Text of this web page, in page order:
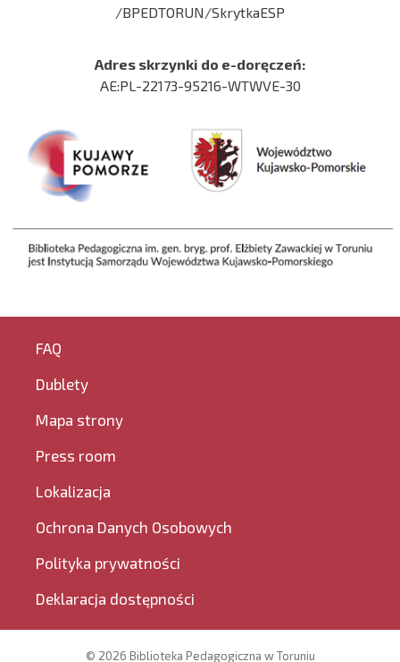
/BPEDTORUN/SkrytkaESP
Adres skrzynki do e-doręczeń:
AE:PL-22173-95216-WTWVE-30
FAQ
Dublety
Mapa strony
Press room
Lokalizacja
Ochrona Danych Osobowych
Polityka prywatności
Deklaracja dostępności
© 2026 Biblioteka Pedagogiczna w Toruniu